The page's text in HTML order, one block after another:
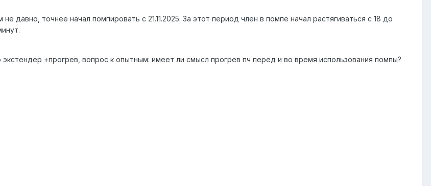
давно, точнее начал помпировать с 21.11.2025. За этот период член в помпе начал растягиваться с 18 до
+прогрев, вопрос к опытным: имеет ли смысл прогрев пч перед и во время использования помпы?